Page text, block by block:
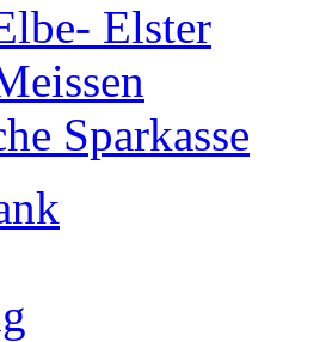
Elster
Sparkasse